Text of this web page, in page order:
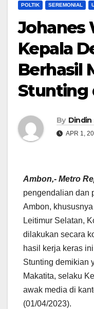
POLTIK SEREMONIAL
Johanes
Kepala
Berhasil
Stunting
By Dindin
APR 1,
Ambon,- Metro
pengendalian dan
Ambon,
Leitimur Selatan,
dilakukan secara
hasil kerja keras
Stunting demikian
Makatita, selaku
awak media di
(01/04/2023).